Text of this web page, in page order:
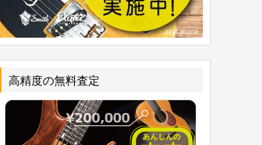
高精度の無料査定